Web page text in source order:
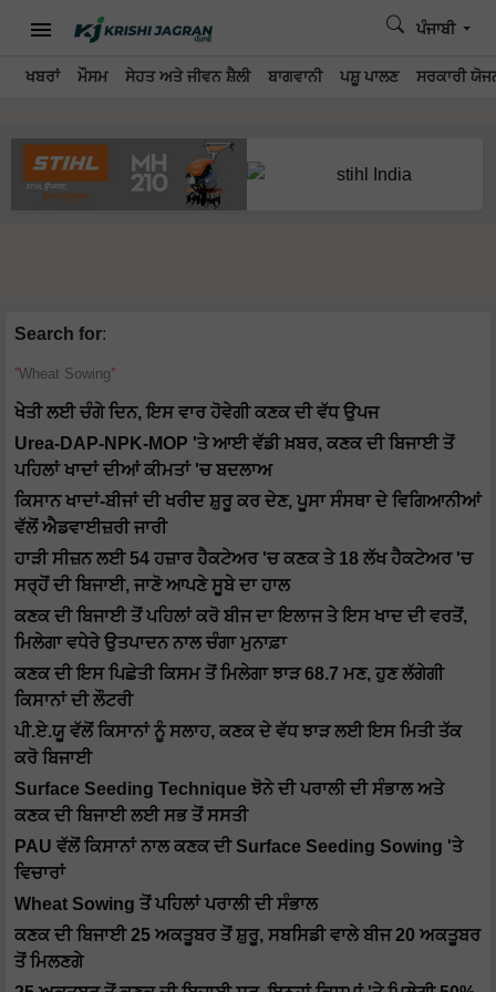
ਖਬਰਾਂ ਮੌਸਮ ਸੇਹਤ ਅਤੇ ਜੀਵਨ ਸ਼ੈਲੀ ਬਾਗਵਾਨੀ ਪਸ਼ੂ ਪਾਲਣ ਸਰਕਾਰੀ
ਪੰਜਾਬੀ
Search for:
Wheat Sowing
ਖੇਤੀ ਲਈ ਚੰਗੇ ਦਿਨ, ਇਸ ਵਾਰ ਹੋਵੇਗੀ ਕਣਕ ਦੀ ਵੱਧ ਉਪਜ
Urea-DAP-NPK-MOP 'ਤੇ ਆਈ ਵੱਡੀ ਖ਼ਬਰ, ਕਣਕ ਦੀ ਬਿਜਾਈ ਤੋਂ
ਪਹਿਲਾਂ ਖਾਦਾਂ ਦੀਆਂ ਕੀਮਤਾਂ 'ਚ ਬਦਲਾਅ
ਕਿਸਾਨ ਖਾਦਾਂ-ਬੀਜਾਂ ਦੀ ਖਰੀਦ ਸ਼ੁਰੂ ਕਰ ਦੇਣ, ਪੂਸਾ ਸੰਸਥਾ ਦੇ ਵਿਗਿਆਨੀਆਂ
ਵੱਲੋਂ ਐਡਵਾਈਜ਼ਰੀ ਜਾਰੀ
ਹਾੜੀ ਸੀਜ਼ਨ ਲਈ 54 ਹਜ਼ਾਰ ਹੈਕਟੇਅਰ 'ਚ ਕਣਕ ਤੇ 18 ਲੱਖ ਹੈਕਟੇਅਰ 'ਚ
ਸਰ੍ਹੋਂ ਦੀ ਬਿਜਾਈ, ਜਾਣੋ ਆਪਣੇ ਸੂਬੇ ਦਾ ਹਾਲ
ਕਣਕ ਦੀ ਬਿਜਾਈ ਤੋਂ ਪਹਿਲਾਂ ਕਰੋ ਬੀਜ ਦਾ ਇਲਾਜ ਤੇ ਇਸ ਖਾਦ ਦੀ ਵਰਤੋਂ,
ਮਿਲੇਗਾ ਵਧੇਰੇ ਉਤਪਾਦਨ ਨਾਲ ਚੰਗਾ ਮੁਨਾਫ਼ਾ
ਕਣਕ ਦੀ ਇਸ ਪਿਛੇਤੀ ਕਿਸਮ ਤੋਂ ਮਿਲੇਗਾ ਝਾੜ 68.7 ਮਣ, ਹੁਣ ਲੱਗੇਗੀ
ਕਿਸਾਨਾਂ ਦੀ ਲੌਟਰੀ
ਪੀ.ਏ.ਯੂ ਵੱਲੋਂ ਕਿਸਾਨਾਂ ਨੂੰ ਸਲਾਹ, ਕਣਕ ਦੇ ਵੱਧ ਝਾੜ ਲਈ ਇਸ ਮਿਤੀ ਤੱਕ
ਕਰੋ ਬਿਜਾਈ
Surface Seeding Technique ਝੋਨੇ ਦੀ ਪਰਾਲੀ ਦੀ ਸੰਭਾਲ ਅਤੇ
ਕਣਕ ਦੀ ਬਿਜਾਈ ਲਈ ਸਭ ਤੋਂ ਸਸਤੀ
PAU ਵੱਲੋਂ ਕਿਸਾਨਾਂ ਨਾਲ ਕਣਕ ਦੀ Surface Seeding Sowing 'ਤੇ
ਵਿਚਾਰਾਂ
Wheat Sowing ਤੋਂ ਪਹਿਲਾਂ ਪਰਾਲੀ ਦੀ ਸੰਭਾਲ
ਕਣਕ ਦੀ ਬਿਜਾਈ 25 ਅਕਤੂਬਰ ਤੋਂ ਸ਼ੁਰੂ, ਸਬਸਿਡੀ ਵਾਲੇ ਬੀਜ 20 ਅਕਤੂਬਰ
ਤੋਂ ਮਿਲਣਗੇ